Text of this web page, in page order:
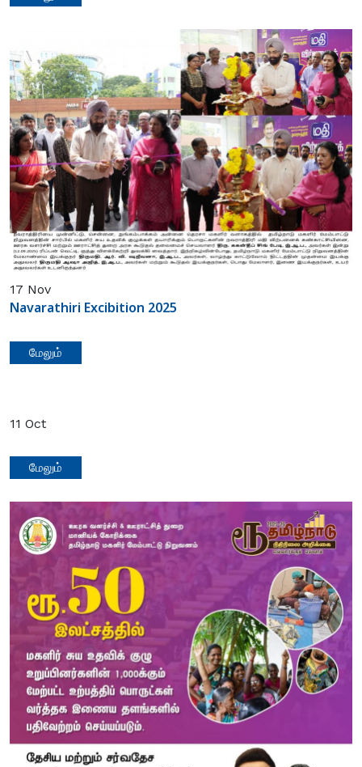
17 Nov
Navarathiri Excibition 2025
மேலும்
11 Oct
மேலும்